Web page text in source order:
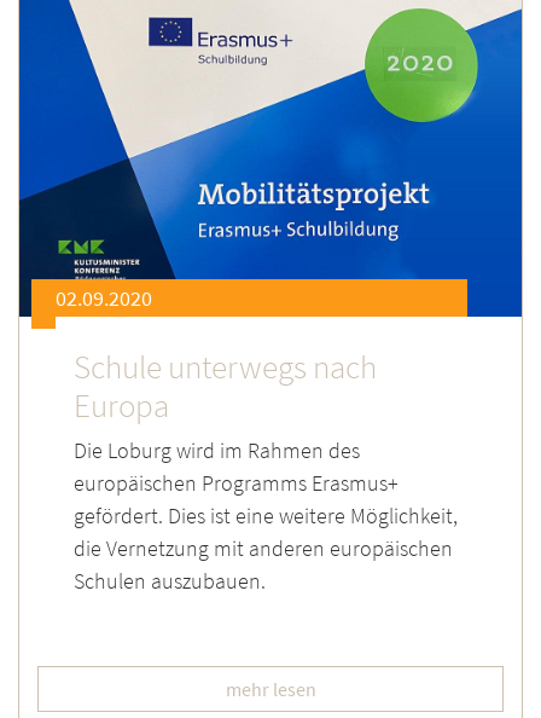
02.09.2020
Schule unterwegs nach
Europa
Die Loburg wird im Rahmen des
europäischen Programms Erasmus+
gefördert. Dies ist eine weitere Möglichkeit,
die Vernetzung mit anderen europäischen
Schulen auszubauen.
mehr lesen